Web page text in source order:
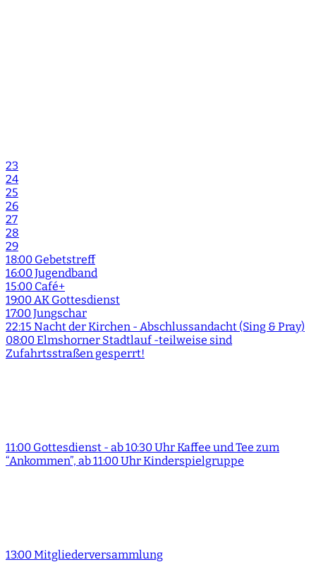
23
24
25
26
27
28
29
18:00 Gebetstreff
16:00 Jugendband
15:00 Café+
19:00 AK Gottesdienst
17:00 Jungschar
22:15 Nacht der Kirchen - Abschlussandacht (Sing & Pray)
08:00 Elmshorner Stadtlauf -teilweise sind
Zufahrtsstraßen gesperrt!
11:00 Gottesdienst - ab 10:30 Uhr Kaffee und Tee zum
“Ankommen”, ab 11:00 Uhr Kinderspielgruppe
13:00 Mitgliederversammlung